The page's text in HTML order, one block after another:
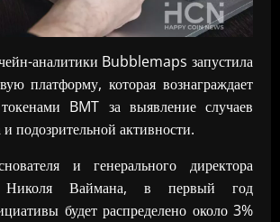
аналитики Bubblemaps запустила
платформу, которая вознаграждает
токенами BMT за выявление случаев
подозрительной активности.
и генерального директора
Николя Ваймана, в первый год
будет распределено около 3%